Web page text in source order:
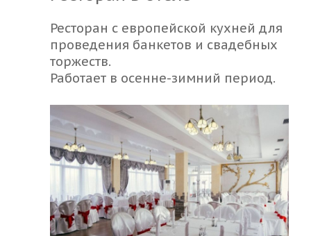
Ресторан с европейской кухней для
проведения банкетов и свадебных
торжеств.
Работает в осенне-зимний период.